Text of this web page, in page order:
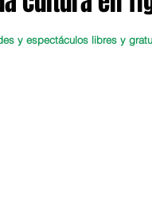
y espectáculos libres y